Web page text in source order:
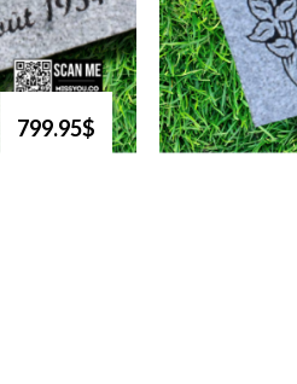
799.95$